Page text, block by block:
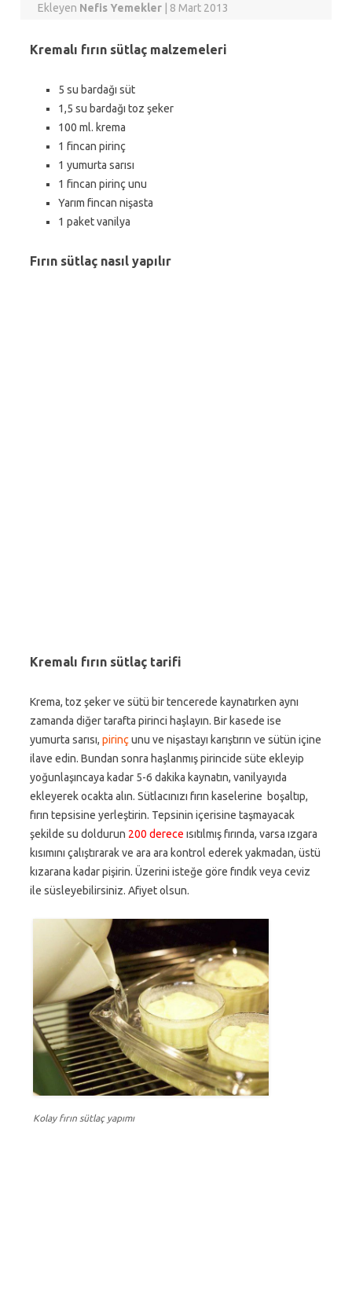
Ekleyen Nefis Yemekler | 8 Mart 2013
Kremalı fırın sütlaç malzemeleri
5 su bardağı süt
1,5 su bardağı toz şeker
100 ml. krema
1 fincan pirinç
1 yumurta sarısı
1 fincan pirinç unu
Yarım fincan nişasta
1 paket vanilya
Fırın sütlaç nasıl yapılır
Kremalı fırın sütlaç tarifi
Krema, toz şeker ve sütü bir tencerede kaynatırken aynı
zamanda diğer tarafta pirinci haşlayın. Bir kasede ise
yumurta sarısı, pirinçunu ve nişastayı karıştırın ve sütün içine
ilave edin. Bundan sonra haşlanmış pirincide süte ekleyip
yoğunlaşıncaya kadar 5-6 dakika kaynatın, vanilyayıda
ekleyerek ocakta alın. Sütlacınızı fırın kaselerine boşaltıp,
fırın tepsisine yerleştirin. Tepsinin içerisine taşmayacak
şekilde su doldurun 200 derece ısıtılmış fırında, varsa ızgara
kısımını çalıştırarak ve ara ara kontrol ederek yakmadan, üstü
kızarana kadar pişirin. Üzerini isteğe göre fındık veya ceviz
ile süsleyebilirsiniz. Afiyet olsun.
Kolay fırın sütlaç yapımı